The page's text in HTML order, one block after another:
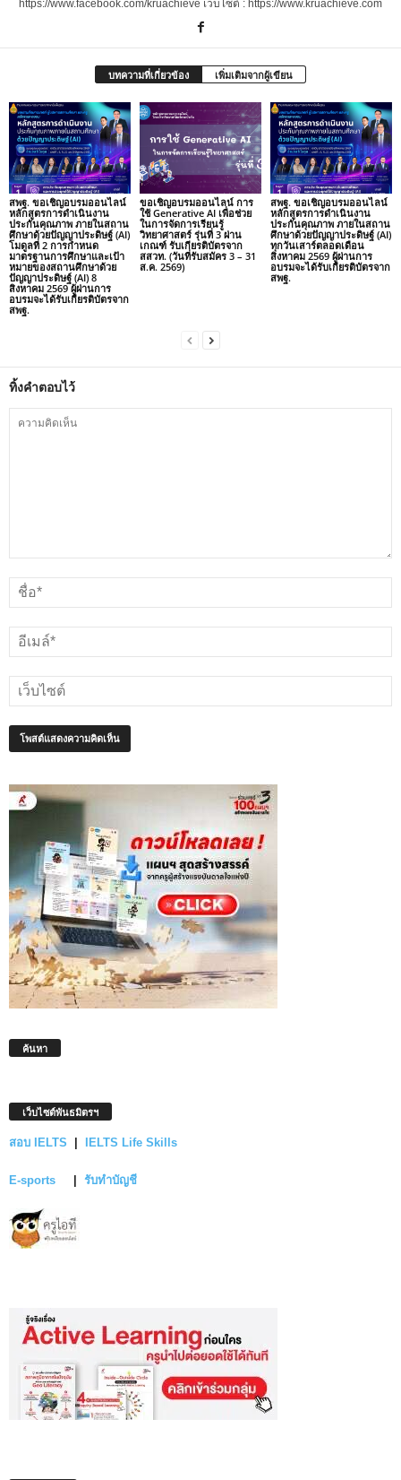
https://www.facebook.com/kruachieve เว็บไซต์ : https://www.kruachieve.com
บทความที่เกี่ยวข้อง เพิ่มเติมจากผู้เขียน
สพฐ. ขอเชิญอบรมออนไลน์
หลักสูตรการดำเนินงาน
ประกันคุณภาพ ภายในสถาน
ศึกษาด้วยปัญญาประดิษฐ์ (AI)
โมดูลที่ 2 การกำหนด
มาตรฐานการศึกษาและเป้า
หมายของสถานศึกษาด้วย
ปัญญาประดิษฐ์ (AI) 8
สิงหาคม 2569 ผู้ผ่านการ
อบรมจะได้รับเกียรติบัตรจาก
สพฐ.
ขอเชิญอบรมออนไลน์ การ
ใช้ Generative AI เพื่อช่วย
ในการจัดการเรียนรู้
วิทยาศาสตร์ รุ่นที่ 3 ผ่าน
เกณฑ์ รับเกียรติบัตรจาก
สสวท. (วันที่รับสมัคร 3 – 31
ส.ค. 2569)
สพฐ. ขอเชิญอบรมออนไลน์
หลักสูตรการดำเนินงาน
ประกันคุณภาพ ภายในสถาน
ศึกษาด้วยปัญญาประดิษฐ์ (AI)
ทุกวันเสาร์ตลอดเดือน
สิงหาคม 2569 ผู้ผ่านการ
อบรมจะได้รับเกียรติบัตรจาก
สพฐ.
ทิ้งคำตอบไว้
ค้นหา
เว็บไซต์พันธมิตรฯ
สอบ IELTS | IELTS Life Skills
E-sports | รับทำบัญชี